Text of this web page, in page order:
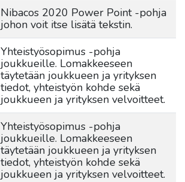
Nibacos 2020 Power Point -pohja
johon voit itse lisätä tekstin.
Yhteistyösopimus -pohja
joukkueille. Lomakkeeseen
täytetään joukkueen ja yrityksen
tiedot, yhteistyön kohde sekä
joukkueen ja yrityksen velvoitteet.
Yhteistyösopimus -pohja
joukkueille. Lomakkeeseen
täytetään joukkueen ja yrityksen
tiedot, yhteistyön kohde sekä
joukkueen ja yrityksen velvoitteet.